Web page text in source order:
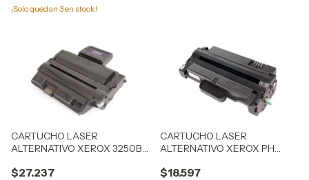
¡Solo quedan 3en stock!
CARTUCHO LASER
ALTERNATIVO XEROX 3250B
MFP
$27.237
CARTUCHO LASER
ALTERNATIVO XEROX PH
PHASER 3140B/3155B/3160B
$18.597